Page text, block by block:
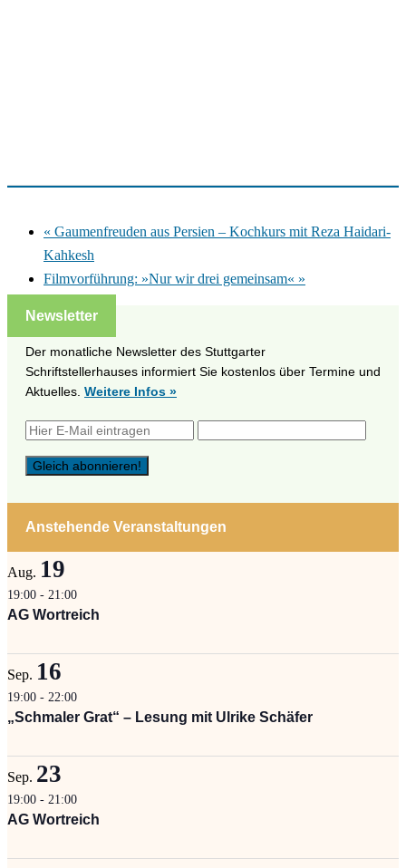
« Gaumenfreuden aus Persien – Kochkurs mit Reza Haidari-
Kahkesh
Filmvorführung: »Nur wir drei gemeinsam« »
Newsletter
Der monatliche Newsletter des Stuttgarter
Schriftstellerhauses informiert Sie kostenlos über Termine und
Aktuelles. Weitere Infos »
Anstehende Veranstaltungen
Aug. 19
19:00 - 21:00
AG Wortreich
Sep. 16
19:00 - 22:00
„Schmaler Grat“ – Lesung mit Ulrike Schäfer
Sep. 23
19:00 - 21:00
AG Wortreich